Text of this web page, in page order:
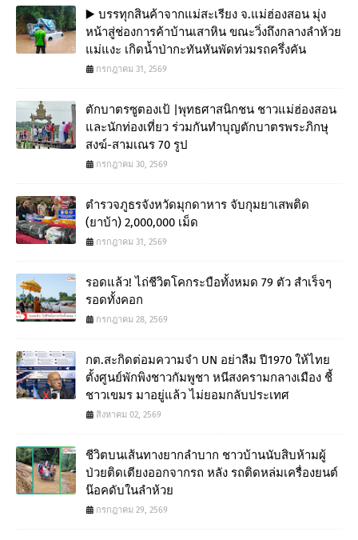
▶️ บรรทุกสินค้าจากแม่สะเรียง จ.แม่ฮ่องสอน มุ่ง
หน้าสู่ช่องการค้าบ้านเสาหิน ขณะวิ่งถึงกลางลำห้วย
แม่แงะ เกิดน้ำป่ากะทันหันพัดท่วมรถครึ่งคัน
กรกฎาคม 31, 2569
ตักบาตรซูตองเป้ |พุทธศาสนิกชน ชาวแม่ฮ่องสอน
และนักท่องเที่ยว ร่วมกันทำบุญตักบาตรพระภิกษุ
สงฆ์-สามเณร 70 รูป
กรกฎาคม 30, 2569
ตำรวจภูธรจังหวัดมุกดาหาร จับกุมยาเสพติด
(ยาบ้า) 2,000,000 เม็ด
กรกฎาคม 31, 2569
รอดแล้ว! ไถ่ชีวิตโคกระบือทั้งหมด 79 ตัว สำเร็จๆ
รอดทั้งคอก
กรกฎาคม 28, 2569
กต.สะกิดต่อมความจำ UN อย่าลืม ปี1970 ให้ไทย
ตั้งศูนย์พักพิงชาวกัมพูชา หนีสงครามกลางเมือง ชี้
ชาวเขมร มาอยู่แล้ว ไม่ยอมกลับประเทศ
สิงหาคม 02, 2569
ชีวิตบนเส้นทางยากลำบาก ชาวบ้านนับสิบห้ามผู้
ป่วยติดเตียงออกจากรถ หลัง รถติดหล่มเครื่องยนต์
น๊อคดับในลำห้วย
กรกฎาคม 29, 2569